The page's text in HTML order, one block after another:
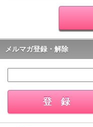
メルマガ登録・解除